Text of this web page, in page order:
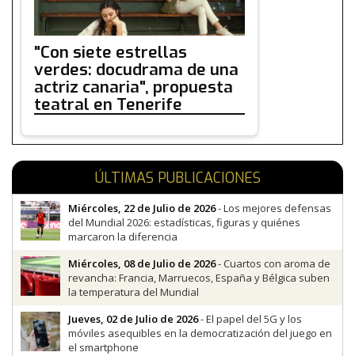
"Con siete estrellas
verdes: docudrama de una
actriz canaria", propuesta
teatral en Tenerife
ÚLTIMAS PUBLICACIONES
Miércoles, 22 de Julio de 2026- Los mejores defensas
del Mundial 2026: estadísticas, figuras y quiénes
marcaron la diferencia
Miércoles, 08 de Julio de 2026- Cuartos con aroma de
revancha: Francia, Marruecos, España y Bélgica suben
la temperatura del Mundial
Jueves, 02 de Julio de 2026- El papel del 5G y los
móviles asequibles en la democratización del juego en
el smartphone